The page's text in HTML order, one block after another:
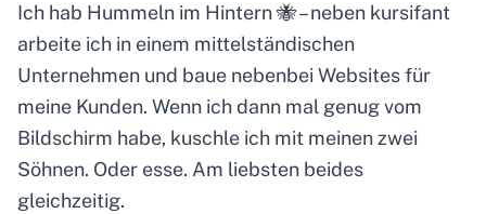
Ich hab Hummeln im Hintern 🐝 – neben kursifant
arbeite ich in einem mittelständischen
Unternehmen und baue nebenbei Websites für
meine Kunden. Wenn ich dann mal genug vom
Bildschirm habe, kuschle ich mit meinen zwei
Söhnen. Oder esse. Am liebsten beides
gleichzeitig.